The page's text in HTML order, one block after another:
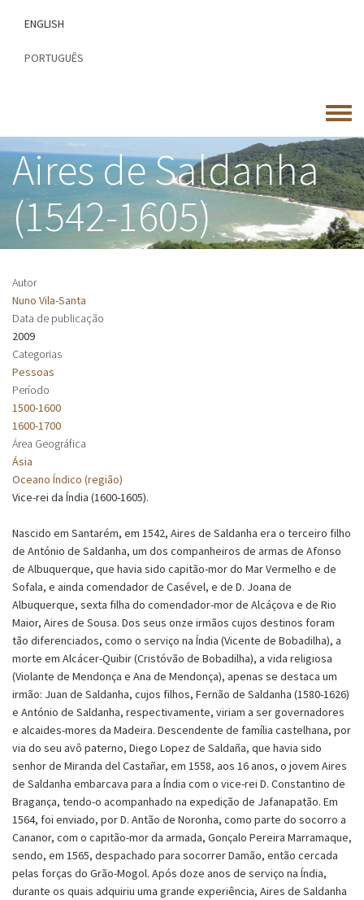
conteúdo
ENGLISH
PORTUGUÊS
Toggle
menu
Aires de Saldanha
(1542-1605)
Autor
Nuno Vila-Santa
Data de publicação
2009
Categorias
Pessoas
Período
1500-1600
1600-1700
Área Geográfica
Ásia
Oceano Índico (região)
Vice-rei da Índia (1600-1605).
Nascido em Santarém, em 1542, Aires de Saldanha era o terceiro filho
de António de Saldanha, um dos companheiros de armas de Afonso
de Albuquerque, que havia sido capitão-mor do Mar Vermelho e de
Sofala, e ainda comendador de Casével, e de D. Joana de
Albuquerque, sexta filha do comendador-mor de Alcáçova e de Rio
Maior, Aires de Sousa. Dos seus onze irmãos cujos destinos foram
tão diferenciados, como o serviço na Índia (Vicente de Bobadilha), a
morte em Alcácer-Quibir (Cristóvão de Bobadilha), a vida religiosa
(Violante de Mendonça e Ana de Mendonça), apenas se destaca um
irmão: Juan de Saldanha, cujos filhos, Fernão de Saldanha (1580-1626)
e António de Saldanha, respectivamente, viriam a ser governadores
e alcaides-mores da Madeira. Descendente de família castelhana, por
via do seu avô paterno, Diego Lopez de Saldaña, que havia sido
senhor de Miranda del Castañar, em 1558, aos 16 anos, o jovem Aires
de Saldanha embarcava para a Índia com o vice-rei D. Constantino de
Bragança, tendo-o acompanhado na expedição de Jafanapatão. Em
1564, foi enviado, por D. Antão de Noronha, como parte do socorro a
Cananor, com o capitão-mor da armada, Gonçalo Pereira Marramaque,
sendo, em 1565, despachado para socorrer Damão, então cercada
pelas forças do Grão-Mogol. Após doze anos de serviço na Índia,
durante os quais adquiriu uma grande experiência, Aires de Saldanha